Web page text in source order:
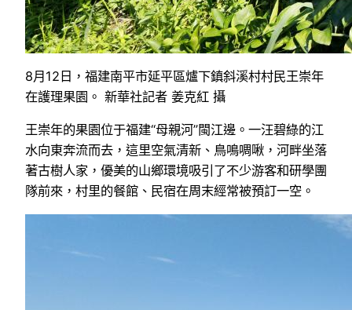
8月12日，福建南平市延平區爐下鎮斜溪村村民王崇年
在護理果園。 新華社記者 姜克紅 攝
王崇年的果園位于福建“母親河”閩江邊。一汪碧綠的江
水向東奔流而去，這里空氣清新、鳥鳴啁啾，河畔坐落
著古樹人家，優美的山鄉環境吸引了不少游客和研學團
隊前來，村里的餐館、民宿在周末經常被預訂一空。